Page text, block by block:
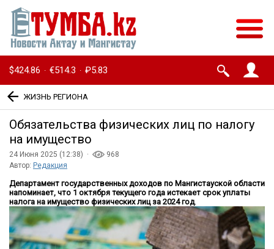
$424.86 · €514.3 · ₽5.83
ЖИЗНЬ РЕГИОНА
Обязательства физических лиц по налогу
на имущество
24 Июня 2025 (12:38) ·
968
Автор: Редакция
Департамент государственных доходов по Мангистауской области
напоминает, что 1 октября текущего года истекает срок уплаты
налога на имущество физических лиц за 2024 год.